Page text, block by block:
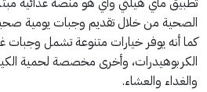
الصحية من خلال تقديم وجبات يومية
كما أنه يوفر خيارات متنوعة تشمل وجبات
الكربوهيدرات، وأخرى مخصصة لحمية
والغداء والعشاء.